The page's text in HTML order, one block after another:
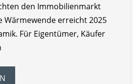
den Immobilienmarkt
Wärmewende erreicht 2025
Für Eigentümer, Käufer